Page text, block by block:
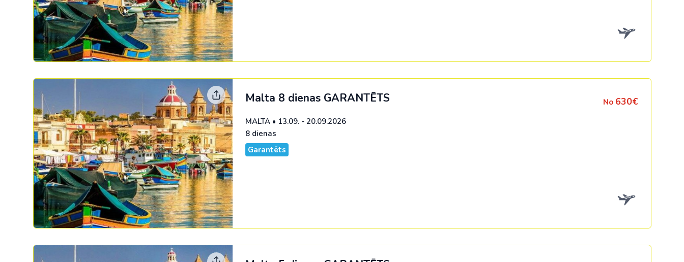
Malta 8 dienas GARANTĒTS
MALTA• 13.09. - 20.09.2026
8 dienas
Garantēts
No 630€